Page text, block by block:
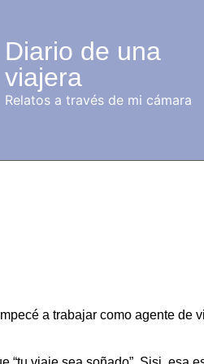
Diario de una
viajera
Relatos a través de mi cámara
a trabajar como agente de